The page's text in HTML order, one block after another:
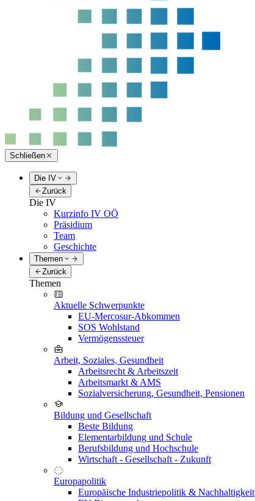
Schließen
Die IV
Zurück
Die IV
Kurzinfo IV OÖ
Präsidium
Team
Geschichte
Themen
Zurück
Themen
Aktuelle Schwerpunkte
EU-Mercosur-Abkommen
SOS Wohlstand
Vermögenssteuer
Arbeit, Soziales, Gesundheit
Arbeitsrecht & Arbeitszeit
Arbeitsmarkt & AMS
Sozialversicherung, Gesundheit, Pensionen
Bildung und Gesellschaft
Beste Bildung
Elementarbildung und Schule
Berufsbildung und Hochschule
Wirtschaft - Gesellschaft - Zukunft
Europapolitik
Europäische Industriepolitik & Nachhaltigkeit